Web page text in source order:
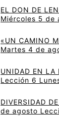
EL DON DE
Miércoles 5 de
«UN CAMINO
Martes 4 de
UNIDAD EN LA
Lección 6
DIVERSIDAD
de agosto